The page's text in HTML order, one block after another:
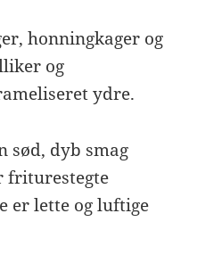
honningkager og
og
ydre.
sød, dyb smag
friturestegte
er lette og luftige